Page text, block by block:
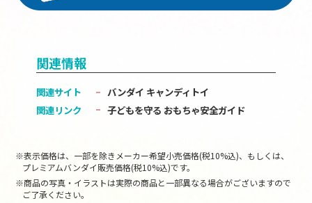
関連情報
関連サイト
バンダイ キャンディトイ
関連リンク
子どもを守る おもちゃ安全ガイド
※表示価格は、一部を除きメーカー希望小売価格(税10%込)、もしくは、
プレミアムバンダイ販売価格(税10%込)です。
※商品の写真・イラストは実際の商品と一部異なる場合がございますので
ご了承ください。